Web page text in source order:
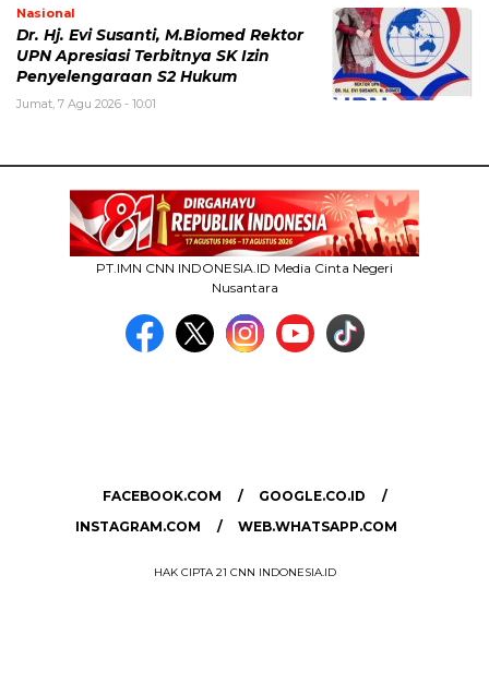
Nasional
Dr. Hj. Evi Susanti, M.Biomed Rektor
UPN Apresiasi Terbitnya SK Izin
Penyelengaraan S2 Hukum
Jumat, 7 Agu 2026 - 10:01
PT.IMN CNN INDONESIA.ID Media Cinta Negeri
Nusantara
FACEBOOK.COM
GOOGLE.CO.ID
INSTAGRAM.COM
WEB.WHATSAPP.COM
HAK CIPTA 21 CNN INDONESIA.ID